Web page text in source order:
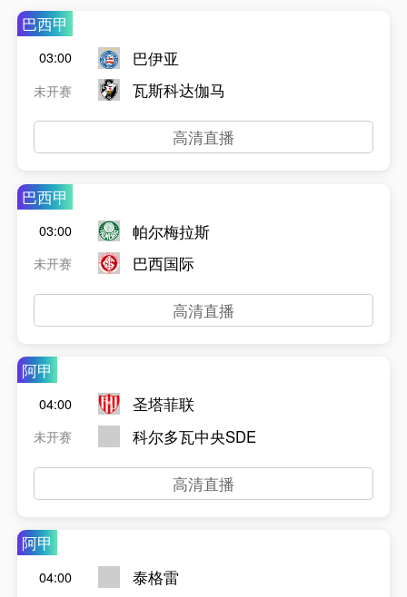
巴西甲
03:00
未开赛
巴伊亚
瓦斯科达伽马
高清直播
巴西甲
03:00
未开赛
帕尔梅拉斯
巴西国际
高清直播
阿甲
04:00
未开赛
圣塔菲联
科尔多瓦中央SDE
高清直播
阿甲
04:00
泰格雷